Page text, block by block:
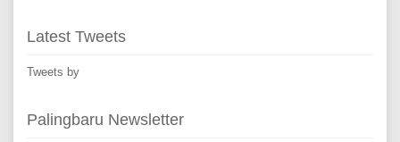
Latest Tweets
Tweets by
Palingbaru Newsletter